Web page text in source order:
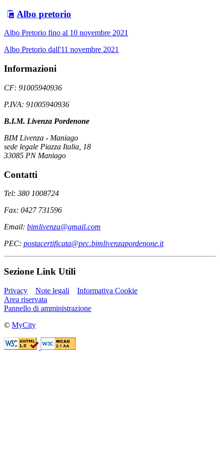
Albo pretorio
Albo Pretorio fino al 10 novembre 2021
Albo Pretorio dall'11 novembre 2021
Informazioni
CF: 91005940936
P.IVA: 91005940936
B.I.M. Livenza Pordenone
BIM Livenza - Maniago
sede legale Piazza Italia, 18
33085 PN Maniago
Contatti
Tel: 380 1008724
Fax: 0427 731596
Email: bimlivenza@gmail.com
PEC: postacertificata@pec.bimlivenzapordenone.it
Sezione Link Utili
Privacy Note legali
Informativa Cookie
Area riservata
Pannello di amministrazione
© MyCity